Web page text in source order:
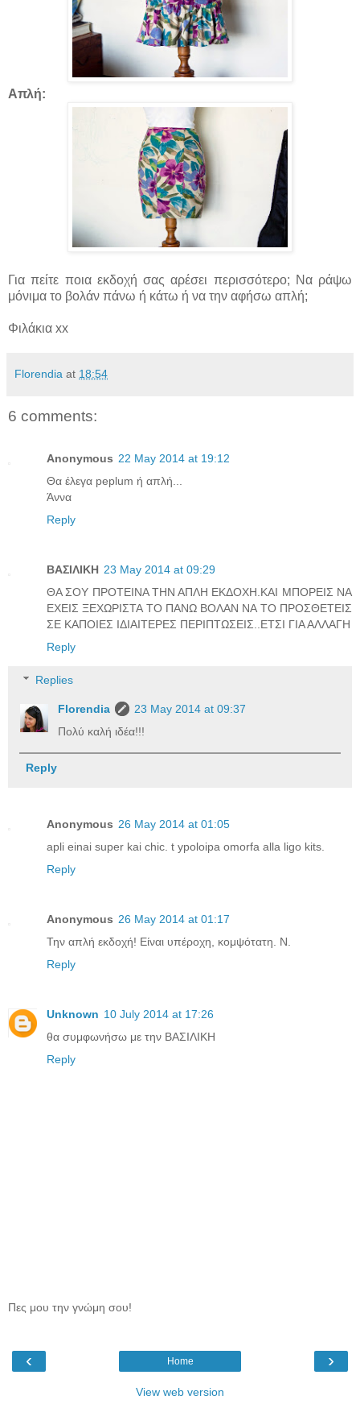
Απλή:
Για πείτε ποια εκδοχή σας αρέσει περισσότερο; Να ράψω
μόνιμα το βολάν πάνω ή κάτω ή να την αφήσω απλή;
Φιλάκια xx
Florendia at 18:54
6 comments:
Anonymous 22 May 2014 at 19:12
Θα έλεγα peplum ή απλή...
Άννα
Reply
ΒΑΣΙΛΙΚΗ 23 May 2014 at 09:29
ΘΑ ΣΟΥ ΠΡΟΤΕΙΝΑ ΤΗΝ ΑΠΛΗ ΕΚΔΟΧΗ.ΚΑΙ ΜΠΟΡΕΙΣ ΝΑ
ΕΧΕΙΣ ΞΕΧΩΡΙΣΤΑ ΤΟ ΠΑΝΩ ΒΟΛΑΝ ΝΑ ΤΟ ΠΡΟΣΘΕΤΕΙΣ
ΣΕ ΚΑΠΟΙΕΣ ΙΔΙΑΙΤΕΡΕΣ ΠΕΡΙΠΤΩΣΕΙΣ..ΕΤΣΙ ΓΙΑ ΑΛΛΑΓΗ
Reply
Replies
Florendia
23 May 2014 at 09:37
Πολύ καλή ιδέα!!!
Reply
Anonymous 26 May 2014 at 01:05
apli einai super kai chic. t ypoloipa omorfa alla ligo kits.
Reply
Anonymous 26 May 2014 at 01:17
Την απλή εκδοχή! Είναι υπέροχη, κομψότατη. Ν.
Reply
Unknown 10 July 2014 at 17:26
θα συμφωνήσω με την ΒΑΣΙΛΙΚΗ
Reply
Πες μου την γνώμη σου!
‹ ›
Home
View web version